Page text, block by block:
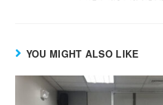
YOU MIGHT ALSO LIKE